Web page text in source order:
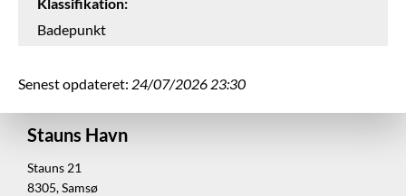
Badepunkt
Senest opdateret: 24/07/2026 23:30
Stauns Havn
Stauns 21
8305, Samsø